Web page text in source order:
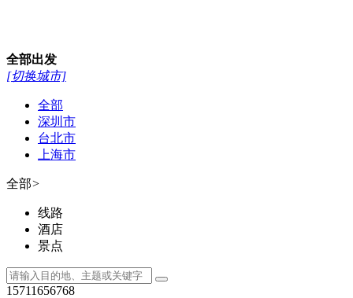
全部出发
[切换城市]
全部
深圳市
台北市
上海市
全部>
线路
酒店
景点
15711656768